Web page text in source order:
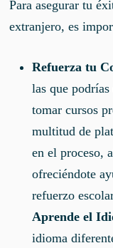
Para asegurar tu
extranjero, es
Refuerza tu
las que
tomar cursos
multitud de
en el proceso,
ofreciéndote
refuerzo
Aprende el
idioma